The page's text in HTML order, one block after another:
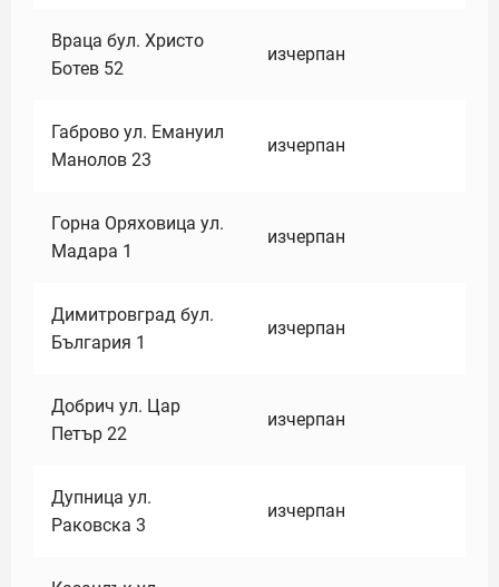
Враца бул. Христо
Ботев 52
изчерпан
Габрово ул. Емануил
Манолов 23
изчерпан
Горна Оряховица ул.
Мадара 1
изчерпан
Димитровград бул.
България 1
изчерпан
Добрич ул. Цар
Петър 22
изчерпан
Дупница ул.
Раковска 3
изчерпан